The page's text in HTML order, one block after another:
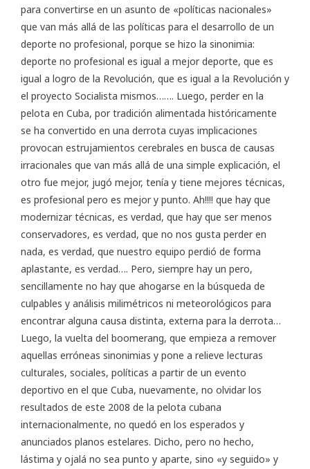
para convertirse en un asunto de «políticas nacionales»
que van más allá de las políticas para el desarrollo de un
deporte no profesional, porque se hizo la sinonimia:
deporte no profesional es igual a mejor deporte, que es
igual a logro de la Revolución, que es igual a la Revolución y
el proyecto Socialista mismos……. Luego, perder en la
pelota en Cuba, por tradición alimentada históricamente
se ha convertido en una derrota cuyas implicaciones
provocan estrujamientos cerebrales en busca de causas
irracionales que van más allá de una simple explicación, el
otro fue mejor, jugó mejor, tenía y tiene mejores técnicas,
es profesional pero es mejor y punto. Ah!!!! que hay que
modernizar técnicas, es verdad, que hay que ser menos
conservadores, es verdad, que no nos gusta perder en
nada, es verdad, que nuestro equipo perdió de forma
aplastante, es verdad…. Pero, siempre hay un pero,
sencillamente no hay que ahogarse en la búsqueda de
culpables y análisis milimétricos ni meteorológicos para
encontrar alguna causa distinta, externa para la derrota…
Luego, la vuelta del boomerang, que empieza a remover
aquellas erróneas sinonimias y pone a relieve lecturas
culturales, sociales, políticas a partir de un evento
deportivo en el que Cuba, nuevamente, no olvidar los
resultados de este 2008 de la pelota cubana
internacionalmente, no quedó en los esperados y
anunciados planos estelares. Dicho, pero no hecho,
lástima y ojalá no sea punto y aparte, sino «y seguido» y